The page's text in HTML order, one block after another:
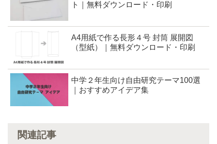
ト｜無料ダウンロード・印刷
A4用紙で作る長形４号 封筒 展開図
（型紙）｜無料ダウンロード・印刷
中学２年生向け自由研究テーマ100選
｜おすすめアイデア集
関連記事